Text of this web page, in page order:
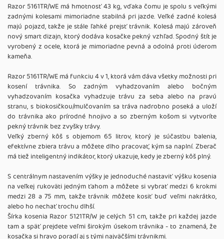
Razor 5161TR/WE má hmotnosť 43 kg, vďaka čomu je spolu s veľkými
zadnými kolesami mimoriadne stabilná pri jazde. Veľké zadné kolesá
majú pojazd, takže je stále ľahké prejsť trávnik. Kolesá majú zároveň
nový smart dizajn, ktorý dodáva kosačke pekný vzhľad. Spodný štít je
vyrobený z ocele, ktorá je mimoriadne pevná a odolná proti úderom
kameňa.
Razor 5161TR/WE má funkciu 4 v 1, ktorá vám dáva všetky možnosti pri
kosení trávnika. So zadným vyhadzovaním alebo bočným
vyhadzovaním kosačka vyhadzuje trávu za seba alebo na pravú
stranu, s biokosičkou/mulčovaním sa tráva nadrobno poseká a uloží
do trávnika ako prírodné hnojivo a so zberným košom si vytvoríte
pekný trávnik bez zvyšky trávy.
Veľký zberný kôš s objemom 65 litrov, ktorý je súčasťou balenia,
efektívne zbiera trávu a môžete dlho pracovať, kým sa naplní. Zberač
má tiež inteligentný indikátor, ktorý ukazuje, kedy je zberný kôš plný.
S centrálnym nastavením výšky je jednoduché nastaviť výšku kosenia
na veľkej rukoväti jedným ťahom a môžete si vybrať medzi 6 krokmi
medzi 28 a 75 mm, takže trávnik môžete kosiť buď veľmi nakrátko,
alebo ho nechať trochu dlhší.
Šírka kosenia Razor 5121TR/W je celých 51 cm, takže pri každej jazde
tam a späť prejdete veľmi širokým úsekom trávnika - to znamená, že
kosačka si hravo poradí aj s tými najväčšími trávnikmi.